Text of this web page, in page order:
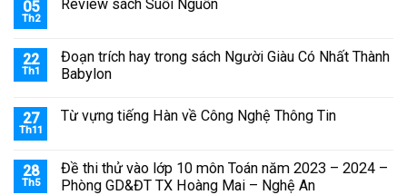
05
Th2
Review sách Suối Nguồn
22
Th1
Đoạn trích hay trong sách Người Giàu Có Nhất Thành
Babylon
27
Th11
Từ vựng tiếng Hàn về Công Nghệ Thông Tin
28
Th5
Đề thi thử vào lớp 10 môn Toán năm 2023 – 2024 –
Phòng GD&ĐT TX Hoàng Mai – Nghệ An